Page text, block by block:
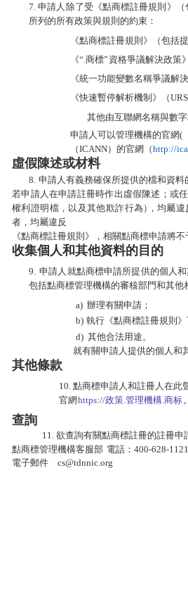
7. 申請人除了受《點商標註冊規則》
所列的所有政策與規則的約束：
《點商標註冊規則》（包括
《“.商標” 資格爭議解決政策》
《統一功能變數名稱爭議解
《快速暫停解析機制》（URS
其他由互聯網名稱與數
申請人可以管理機構的官網(
（ICANN）的官網（http://
虛假陳述或材料
8. 申請人有義務確保所提供的檔和資料
若申請人在申請註冊時作出虛假陳述；或
權利證明檔， 以及其他欺詐行為 ） ，均屬違
者，均屬違反
《點商標註冊規則》，相關點商標申請將
收集個人和其他資料的目的
9. 申請人就點商標申請所提供的個人
包括點商標管理機構的審核部門和其他
a) 辦理有關申請；
b) 執行《點商標註冊規則
d) 其他合法用途。
就有關申請人提供的個人和
其他條款
10. 點商標申請人和註冊人在
官網https://政策.管理機構.商标。
查詢
11. 欲查詢有關點商標註冊的註冊
點商標管理機構客服部 電話：400-628-1121
電子郵件 ：cs@tdnnic.org